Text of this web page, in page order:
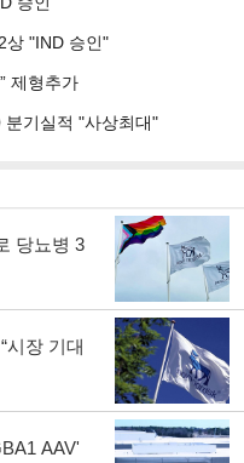
상 "IND 승인"
제형추가
기실적 "사상최대"
당뇨병 3
시장 기대
AAV'